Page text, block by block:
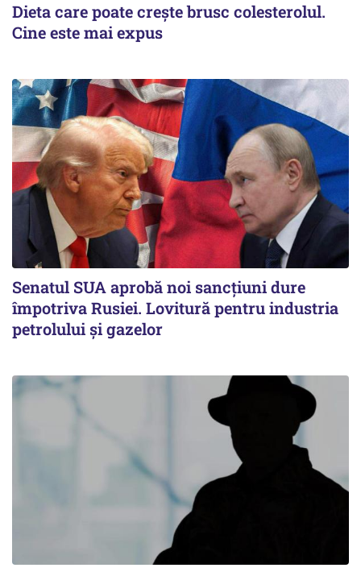
Dieta care poate crește brusc colesterolul.
Cine este mai expus
Senatul SUA aprobă noi sancțiuni dure
împotriva Rusiei. Lovitură pentru industria
petrolului și gazelor